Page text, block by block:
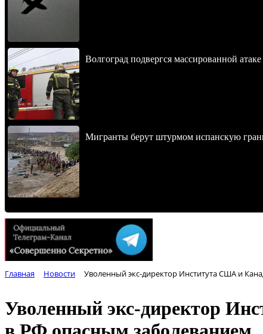
Волгоград подвергся массированной
Мигранты берут штурмом испанскую
Главная Новости Уволенный экс-директор Института США и
Уволенный экс-директор